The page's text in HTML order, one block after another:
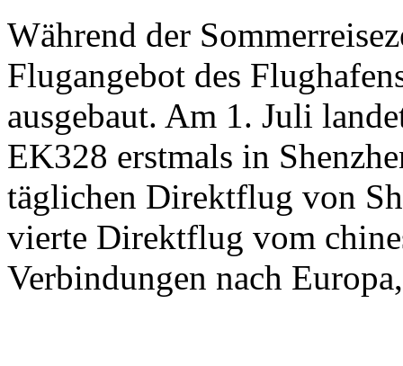
Während der
Flugangebot des
ausgebaut. Am 1. Juli
EK328 erstmals in
täglichen Direktflug von
vierte Direktflug vom
Verbindungen nach